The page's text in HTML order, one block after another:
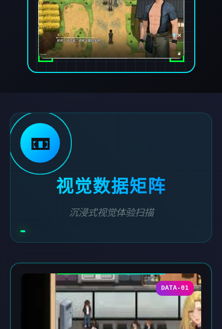
📼
视觉数据矩阵
沉浸式视觉体验扫描
DATA-01